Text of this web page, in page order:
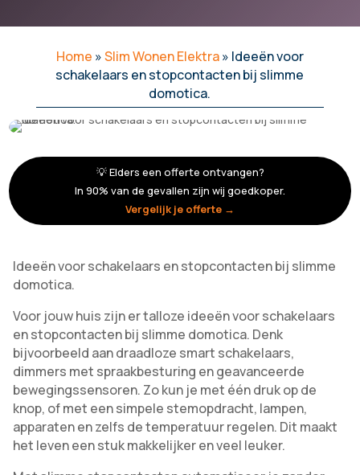
Home »Slim Wonen Elektra» Ideeën voor
schakelaars en stopcontacten bij slimme
domotica.
💡 Elders een offerte ontvangen?
In 90% van de gevallen zijn wij goedkoper.
Vergelijk je offerte →
Ideeën voor schakelaars en stopcontacten bij slimme
domotica.
Voor jouw huis zijn er talloze ideeën voor schakelaars
en stopcontacten bij slimme domotica. Denk
bijvoorbeeld aan draadloze smart schakelaars,
dimmers met spraakbesturing en geavanceerde
bewegingssensoren. Zo kun je met één druk op de
knop, of met een simpele stemopdracht, lampen,
apparaten en zelfs de temperatuur regelen. Dit maakt
het leven een stuk makkelijker en veel leuker.